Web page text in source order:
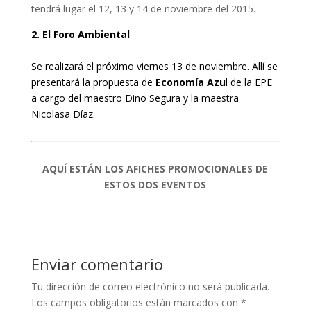
tendrá lugar el 12, 13 y 14 de noviembre del 2015.
2. El Foro Ambiental
Se realizará el próximo viernes 13 de noviembre. Allí se
presentará la propuesta de Economía Azul de la EPE
a cargo del maestro Dino Segura y la maestra
Nicolasa Díaz.
AQUÍ ESTÁN LOS AFICHES PROMOCIONALES DE
ESTOS DOS EVENTOS
Enviar comentario
Tu dirección de correo electrónico no será publicada.
Los campos obligatorios están marcados con *